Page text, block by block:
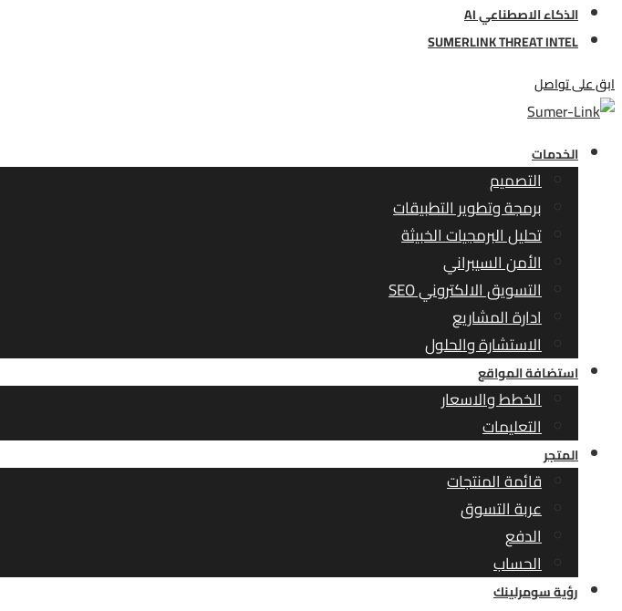
الذكاء الاصطناعي AI
SUMERLINK THREAT INTEL
ابق على تواصل
الخدمات
التصميم
برمجة وتطوير التطبيقات
تحليل البرمجيات الخبيثة
الأمن السيبراني
التسويق الالكتروني SEO
ادارة المشاريع
الاستشارة والحلول
استضافة المواقع
الخطط والاسعار
التعليمات
المتجر
قائمة المنتجات
عربة التسوق
الدفع
الحساب
رؤية سومرلينك